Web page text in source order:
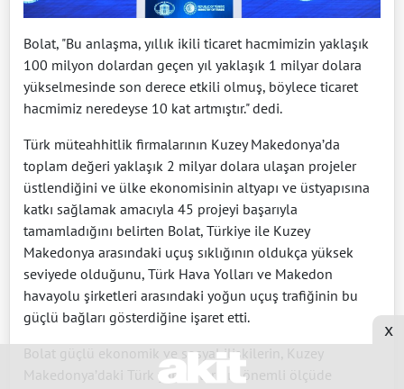
Bolat, "Bu anlaşma, yıllık ikili ticaret hacmimizin yaklaşık
100 milyon dolardan geçen yıl yaklaşık 1 milyar dolara
yükselmesinde son derece etkili olmuş, böylece ticaret
hacmimiz neredeyse 10 kat artmıştır." dedi.
Türk müteahhitlik firmalarının Kuzey Makedonya’da
toplam değeri yaklaşık 2 milyar dolara ulaşan projeler
üstlendiğini ve ülke ekonomisinin altyapı ve üstyapısına
katkı sağlamak amacıyla 45 projeyi başarıyla
tamamladığını belirten Bolat, Türkiye ile Kuzey
Makedonya arasındaki uçuş sıklığının oldukça yüksek
seviyede olduğunu, Türk Hava Yolları ve Makedon
havayolu şirketleri arasındaki yoğun uçuş trafiğinin bu
güçlü bağları gösterdiğine işaret etti.
Bolat güçlü ekonomik ve sosyal ilişkilerin, Kuzey
Makedonya’daki Türk yatırımlarının önemli ölçüde
x